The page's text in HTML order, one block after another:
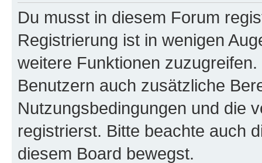
Du musst in diesem Forum
Registrierung ist in wenigen
weitere Funktionen
Benutzern auch zusätzliche
Nutzungsbedingungen und die
registrierst. Bitte beachte auch
diesem Board bewegst.